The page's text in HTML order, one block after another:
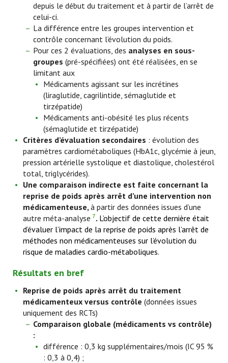
depuis le début du traitement et à partir de l’arrêt de
celui-ci.
La différence entre les groupes intervention et
contrôle concernant l’évolution du poids.
Pour ces 2 évaluations, des analyses en sous-
groupes (pré-spécifiées) ont été réalisées, en se
limitant aux
Médicaments agissant sur les incrétines
(liraglutide, cagrilintide, sémaglutide et
tirzépatide)
Médicaments anti-obésité les plus récents
(sémaglutide et tirzépatide)
Critères d’évaluation secondaires : évolution des
paramètres cardiométaboliques (HbA1c, glycémie à jeun,
pression artérielle systolique et diastolique, cholestérol
total, triglycérides).
Une comparaison indirecte est faite concernant la
reprise de poids après arrêt d’une intervention non
médicamenteuse, à partir des données issues d’une
autre méta-analyse 7. L’objectif de cette dernière était
d’évaluer l’impact de la reprise de poids après l’arrêt de
méthodes non médicamenteuses sur l’évolution du
risque de maladies cardio-métaboliques.
Résultats en bref
Reprise de poids après arrêt du traitement
médicamenteux versus contrôle (données issues
uniquement des RCTs)
Comparaison globale (médicaments vs contrôle)
:
différence : 0,3 kg supplémentaires/mois (IC 95 %
: 0,3 à 0,4) ;